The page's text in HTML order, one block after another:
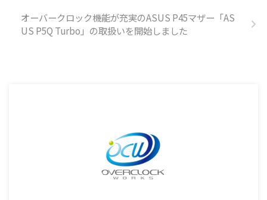
オーバークロック機能が充実のASUS P45マザー「AS
US P5Q Turbo」の取扱いを開始しました